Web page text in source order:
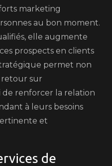
marketing
au bon moment.
elle augmente
prospects en clients
permet non
retour sur
de renforcer la relation
à leurs besoins
et
de